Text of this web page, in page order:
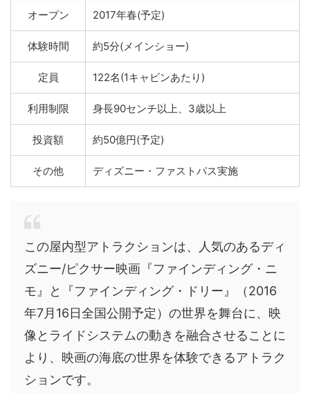
オープン 2017年春(予定)
体験時間 約5分(メインショー)
定員 122名(1キャビンあたり)
利用制限 身長90センチ以上、3歳以上
投資額 約50億円(予定)
その他 ディズニー・ファストパス実施
この屋内型アトラクションは、人気のあるディ
ズニー/ピクサー映画『ファインディング・ニ
モ』と『ファインディング・ドリー』（2016
年7月16日全国公開予定）の世界を舞台に、映
像とライドシステムの動きを融合させることに
より、映画の海底の世界を体験できるアトラク
ションです。